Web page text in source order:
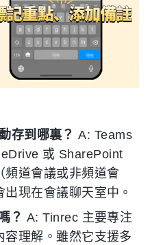
存到哪裏？ A: Teams
或 SharePoint
頻道會議或非頻道會
現在會議聊天室中。
？ A: Tinrec 主要專注
理解。雖然它支援多